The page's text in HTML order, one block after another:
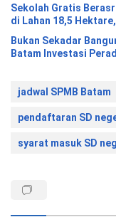
Sekolah Gratis
di Lahan 18,5
Bukan Sekadar
Batam Investasi
jadwal SPMB Batam
pendaftaran SD
syarat masuk SD